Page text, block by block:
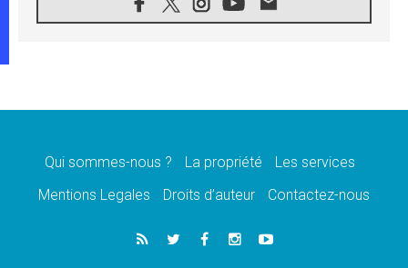
07.08.2026
1ère Conférence continentale sur l'éducation
07.08.2026
07.08.2026
lancement des «dix jours de prière pour la
06.08.2026
Préparatifs des JMJ 2027 à Séoul: «c'est
Qui sommes-nous ? La propriété
Les services
Mentions Legales
Droits d’auteur Contactez-nous